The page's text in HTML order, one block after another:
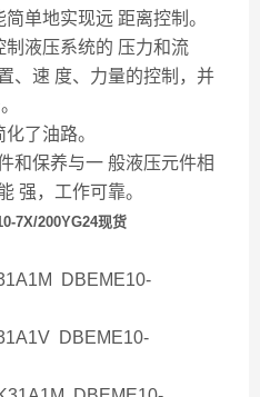
单地实现远 距离控制。
制液压系统的 压力和流
、速 度、力量的控制，并
了油路。
和保养与一 般液压元件相
强，工作可靠。
7X/200YG24现货
DBEME10-
DBEME10-